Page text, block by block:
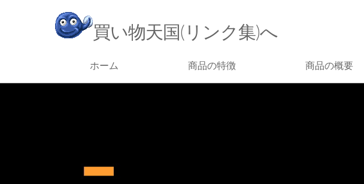
買い物天国(リンク集)へ
ホーム 商品の特徴 商品の概要